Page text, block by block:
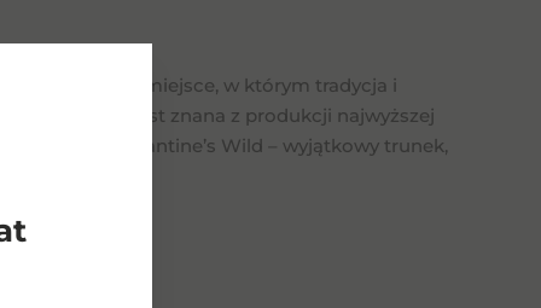
renomowane miejsce, w którym tradycja i
ta jest znana z produkcji najwyższej
powstaje Ballantine’s Wild – wyjątkowy trunek,